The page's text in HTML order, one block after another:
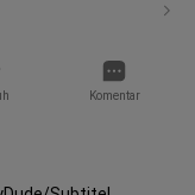
Komentar